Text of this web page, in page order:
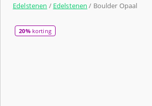
Edelstenen / Edelstenen / Boulder Opaal
20%korting